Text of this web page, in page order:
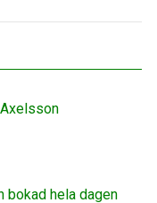
bokad hela dagen